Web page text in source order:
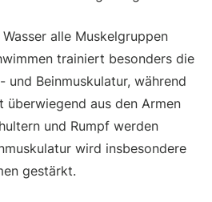
alle Muskelgruppen
trainiert besonders die
und Beinmuskulatur, während
überwiegend aus den Armen
und Rumpf werden
wird insbesondere
gestärkt.